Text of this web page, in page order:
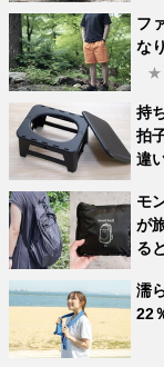
フ
な
★
持
拍
違
モ
が
る
濡
22